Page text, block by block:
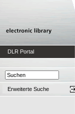
DLR Portal
Erweiterte Suche